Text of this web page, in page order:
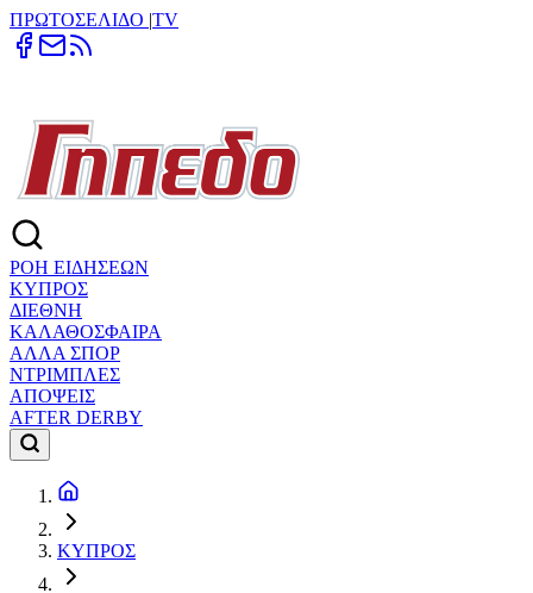
ΠΡΩΤΟΣΕΛΙΔΟ |TV
ΡΟΗ ΕΙΔΗΣΕΩΝ
ΚΥΠΡΟΣ
ΔΙΕΘΝΗ
ΚΑΛΑΘΟΣΦΑΙΡΑ
ΑΛΛΑ ΣΠΟΡ
ΝΤΡΙΜΠΛΕΣ
ΑΠΟΨΕΙΣ
AFTER DERBY
ΚΥΠΡΟΣ